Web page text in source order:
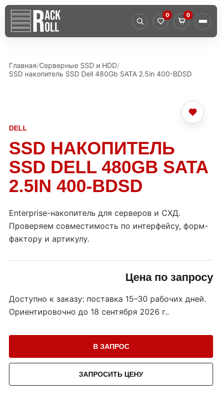
0 0
Главная Серверные SSD и HDD
SSD накопитель SSD Dell 480Gb SATA 2.5in 400-BDSD
DELL
SSD НАКОПИТЕЛЬ
SSD DELL 480GB SATA
2.5IN 400-BDSD
Enterprise-накопитель для серверов и СХД.
Проверяем совместимость по интерфейсу, форм-
фактору и артикулу.
Цена по запросу
Доступно к заказу: поставка 15–30 рабочих дней.
Ориентировочно до 18 сентября 2026 г..
В ЗАПРОС
ЗАПРОСИТЬ ЦЕНУ